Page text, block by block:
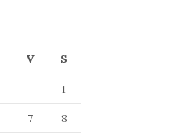
V S
1
7
8